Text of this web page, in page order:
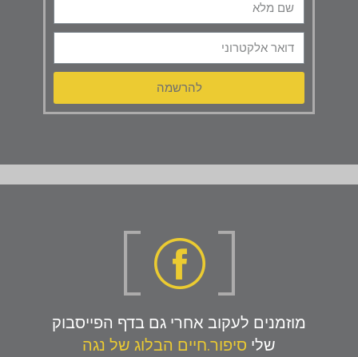
להרשמה
מוזמנים לעקוב אחרי גם בדף הפייסבוק
שלי סיפור.חיים הבלוג של נגה